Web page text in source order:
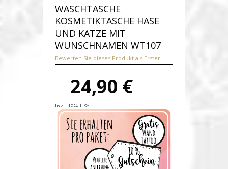
WASCHTASCHE
KOSMETIKTASCHE HASE
UND KATZE MIT
WUNSCHNAMEN WT107
Bewerten Sie dieses Produkt als Erster
24,90 €
Inkl. 19% USt.
Versandkosten
Produktnummer:wt107-E
Verfügbarkeit:Auf Lager
Lieferzeit: 1-2 Werktage